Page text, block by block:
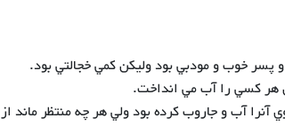
خوب و مودبي بود وليكن كمي خجالتي بود.
هر كسي را آب مي انداخت.
آب و جاروب كرده بود ولي هر چه منتظر ماند از